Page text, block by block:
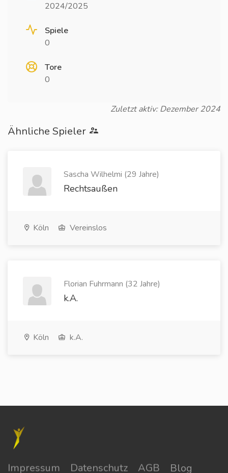
2024/2025
Spiele
0
Tore
0
Zuletzt aktiv: Dezember 2024
Ähnliche Spieler
Sascha Wilhelmi (29 Jahre)
Rechtsaußen
Köln Vereinslos
Florian Fuhrmann (32 Jahre)
k.A.
Köln k.A.
Impressum Datenschutz AGB Blog